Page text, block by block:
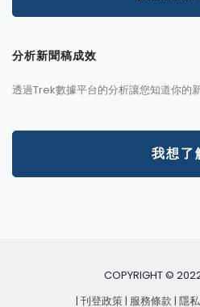
分析新聞稿成效
透過Trek數據平台的分析讓您知道你的
我想了
COPYRIGHT ©
| 刊登政策| 服務條款 | 隱